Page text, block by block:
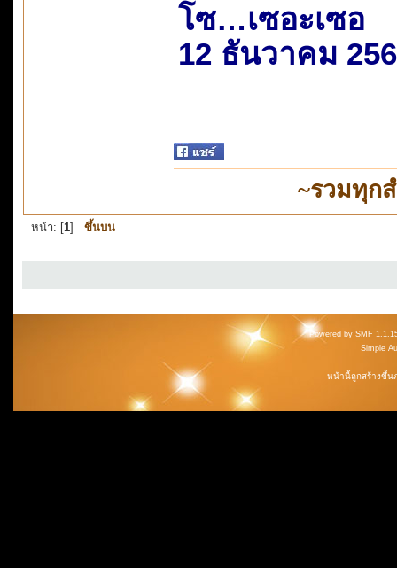
โซ…เซอะเซอ
12 ธันวาคม
~รวมทุก
หน้า: [1] ขึ้นบน
Powered by SMF
Simple
หน้านี้ถูกสร้างขึ้น